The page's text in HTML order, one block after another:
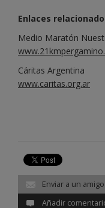
Enlaces
Medio Maratón
Cáritas Argentina
www.caritas.org.ar
Enviar a un amigo
Añadir